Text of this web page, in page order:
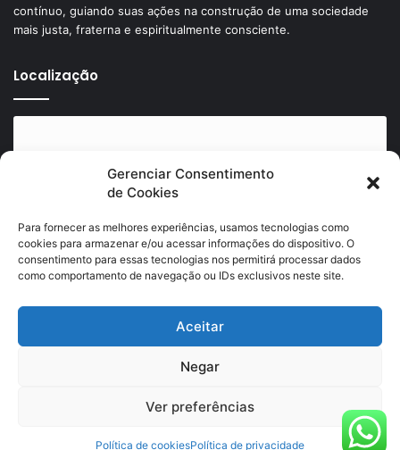
Gerenciar Consentimento
de Cookies
Para fornecer as melhores experiências, usamos tecnologias como
cookies para armazenar e/ou acessar informações do dispositivo. O
consentimento para essas tecnologias nos permitirá processar dados
como comportamento de navegação ou IDs exclusivos neste site.
Aceitar
Negar
Ver preferências
Política de cookiesPolítica de privacidade
contínuo, guiando suas ações na construção de uma sociedade
mais justa, fraterna e espiritualmente consciente.
Localização
ativar este conteúdo
© Copyright 2026, Todos os direitos reservados |